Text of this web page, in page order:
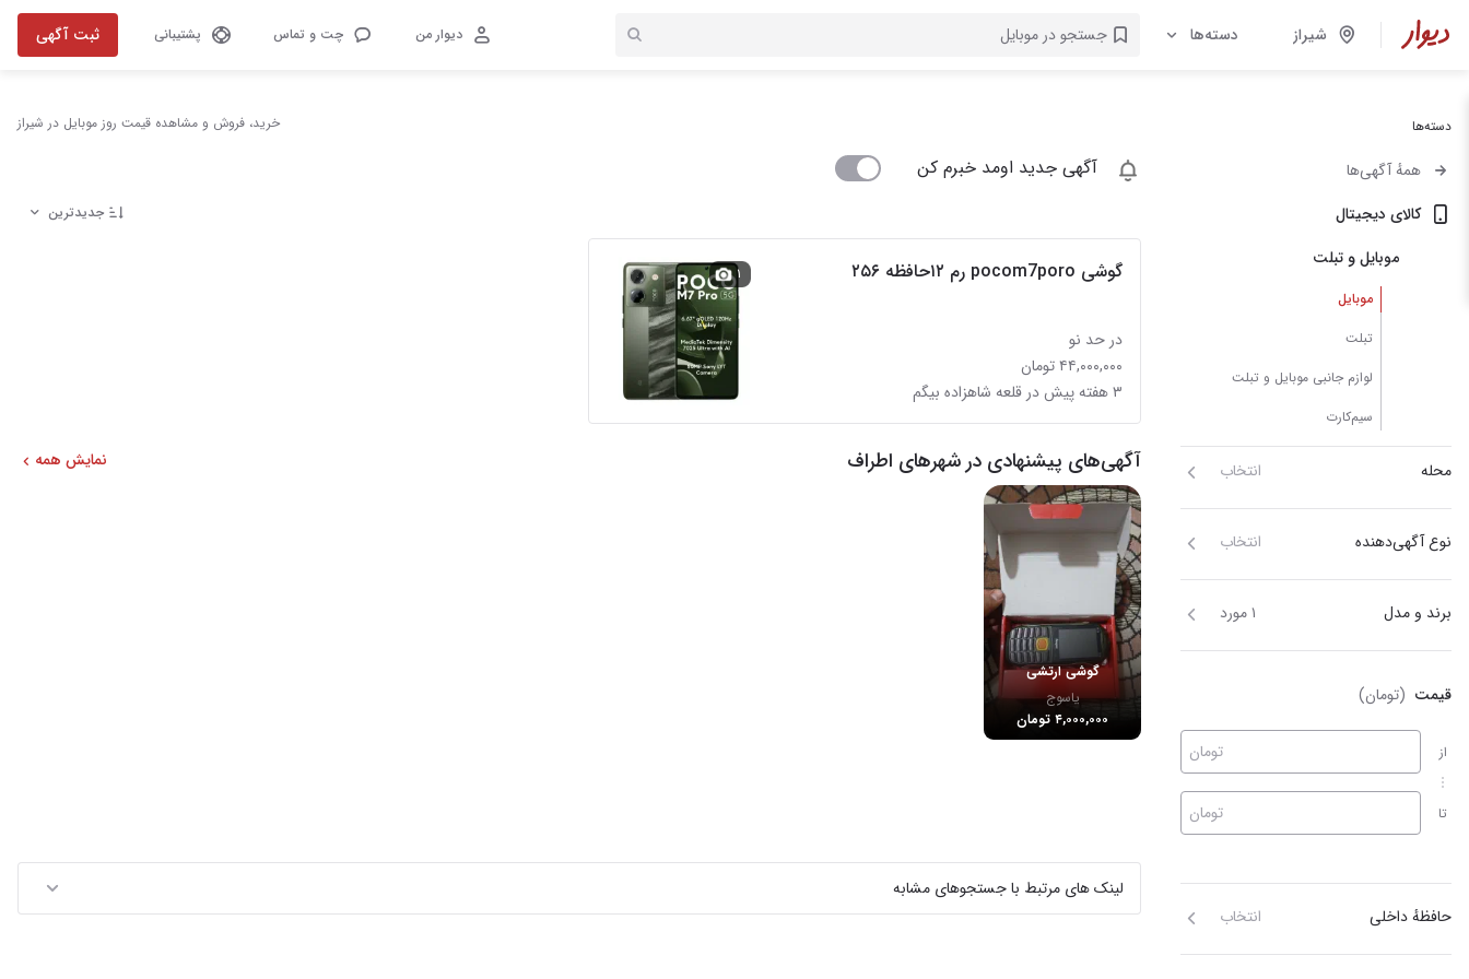
شیراز دسته‌ها دیوار من چت و تماس پشتیبانی ثبت آگهی
دسته‌ها
همهٔ آگهی‌ها
کالای دیجیتال
موبایل و تبلت
موبایل
تبلت
لوازم جانبی موبایل و تبلت
سیم‌کارت
محله انتخاب
نوع آگهی‌دهنده انتخاب
برند و مدل ۱ مورد
قیمت (تومان)
از
تا
تومان
تومان
حافظهٔ داخلی انتخاب
خرید، فروش و مشاهده قیمت روز موبایل در شیراز
آگهی جدید اومد خبرم کن
جدیدترین
گوشی pocom7poro رم ۱۲حافظه ۲۵۶
در حد نو
۴۴,۰۰۰,۰۰۰ تومان
۳ هفته پیش در قلعه شاهزاده بیگم
۱
آگهی‌های پیشنهادی در شهرهای اطراف نمایش همه
گوشی ارتشی
یاسوج
۴,۰۰۰,۰۰۰ تومان
لینک های مرتبط با جستجوهای مشابه